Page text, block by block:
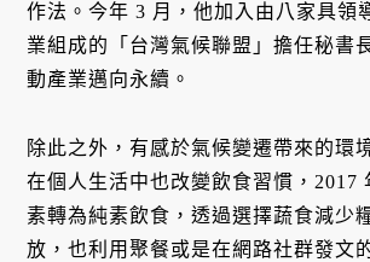
作法。今年 3 月，他加入由八家具領
業組成的「台灣氣候聯盟」擔任秘書
動產業邁向永續。
除此之外，有感於氣候變遷帶來的環
在個人生活中也改變飲食習慣，2017
素轉為純素飲食，透過選擇蔬食減少
放，也利用聚餐或是在網路社群發文